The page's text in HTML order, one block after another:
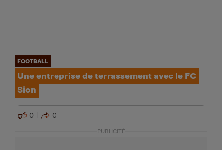
FOOTBALL
Une entreprise de terrassement avec le FC
Sion
0 0
PUBLICITÉ